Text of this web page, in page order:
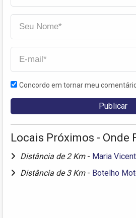
Concordo em tornar meu
Locais Próximos - Onde
Distância de 2 Km - Maria
Distância de 3 Km - Botelho